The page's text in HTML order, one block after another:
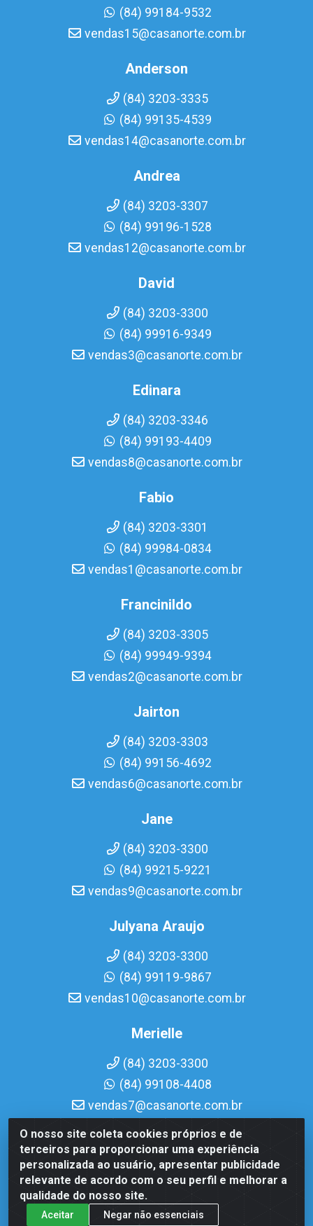
O nosso site coleta cookies próprios e de
terceiros para proporcionar uma experiência
personalizada ao usuário, apresentar publicidade
relevante de acordo com o seu perfil e melhorar a
qualidade do nosso site.
Aceitar Negar não essenciais
(84) 99184-9532
vendas15@casanorte.com.br
Anderson
(84) 3203-3335
(84) 99135-4539
vendas14@casanorte.com.br
Andrea
(84) 3203-3307
(84) 99196-1528
vendas12@casanorte.com.br
David
(84) 3203-3300
(84) 99916-9349
vendas3@casanorte.com.br
Edinara
(84) 3203-3346
(84) 99193-4409
vendas8@casanorte.com.br
Fabio
(84) 3203-3301
(84) 99984-0834
vendas1@casanorte.com.br
Francinildo
(84) 3203-3305
(84) 99949-9394
vendas2@casanorte.com.br
Jairton
(84) 3203-3303
(84) 99156-4692
vendas6@casanorte.com.br
Jane
(84) 3203-3300
(84) 99215-9221
vendas9@casanorte.com.br
Julyana Araujo
(84) 3203-3300
(84) 99119-9867
vendas10@casanorte.com.br
Merielle
(84) 3203-3300
(84) 99108-4408
vendas7@casanorte.com.br
Casa Norte LTDA - Av. Interventor Mário Câmara, 1815 - Dix-
Sept Rosado, Natal/RN - CEP 59054-600 - CNPJ
08.713.513/0001-51